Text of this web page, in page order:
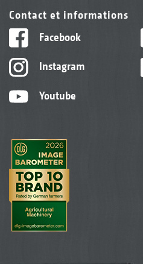
Contact et informations
Facebook
Instagram
Youtube